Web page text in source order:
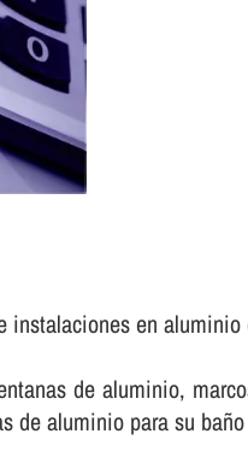
instalaciones en aluminio
de aluminio,
de aluminio para su